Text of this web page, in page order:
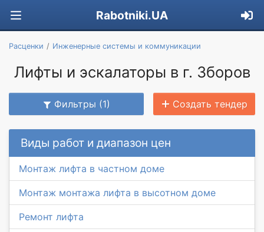
Rabotniki.UA
Расценки Инженерные системы и коммуникации
Лифты и эскалаторы в г. Зборов
Фильтры (1) Создать тендер
Виды работ и диапазон цен
Монтаж лифта в частном доме
Монтаж монтажа лифта в высотном доме
Ремонт лифта